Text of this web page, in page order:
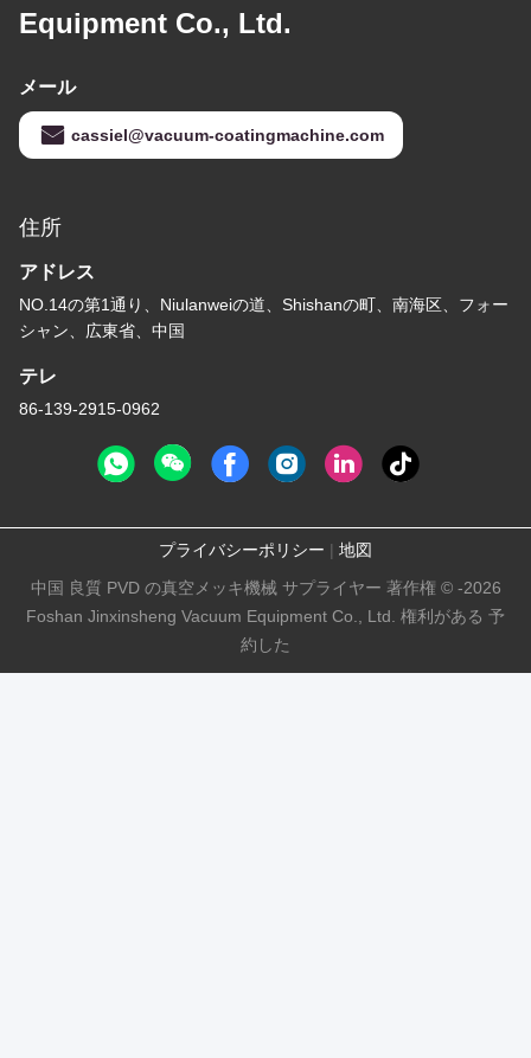
Equipment Co., Ltd.
メール
cassiel@vacuum-coatingmachine.com
住所
アドレス
NO.14の第1通り、Niulanweiの道、Shishanの町、南海区、フォー
シャン、広東省、中国
テレ
86-139-2915-0962
プライバシーポリシー | 地図
中国 良質 PVD の真空メッキ機械 サプライヤー 著作権 © -2026
Foshan Jinxinsheng Vacuum Equipment Co., Ltd. 権利がある 予
約した